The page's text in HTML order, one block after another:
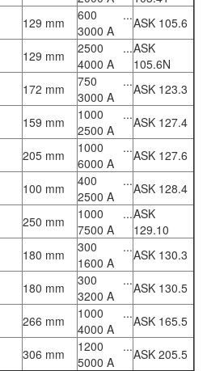
129 mm
600 ...
3000 A
ASK 105.6
129 mm
2500 ...
4000 A
ASK
105.6N
172 mm
750 ...
3000 A
ASK 123.3
159 mm
1000 ...
2500 A
ASK 127.4
205 mm
1000 ...
6000 A
ASK 127.6
100 mm
400 ...
2500 A
ASK 128.4
250 mm
1000 ...
7500 A
ASK
129.10
180 mm
300 ...
1600 A
ASK 130.3
180 mm
300 ...
3200 A
ASK 130.5
266 mm
1000 ...
4000 A
ASK 165.5
306 mm
1200 ...
5000 A
ASK 205.5